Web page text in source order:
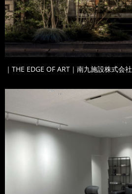
｜THE EDGE OF ART｜南九施設株式会社